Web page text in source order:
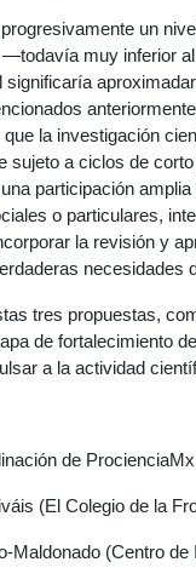
un
muy inferior
significaría
la investigación
sujeto a ciclos de
participación
o particulares,
la revisión y
necesidades
tres propuestas,
de fortalecimiento
a la actividad
de ProcienciaMx
(El Colegio de la
Maldonado (Centro